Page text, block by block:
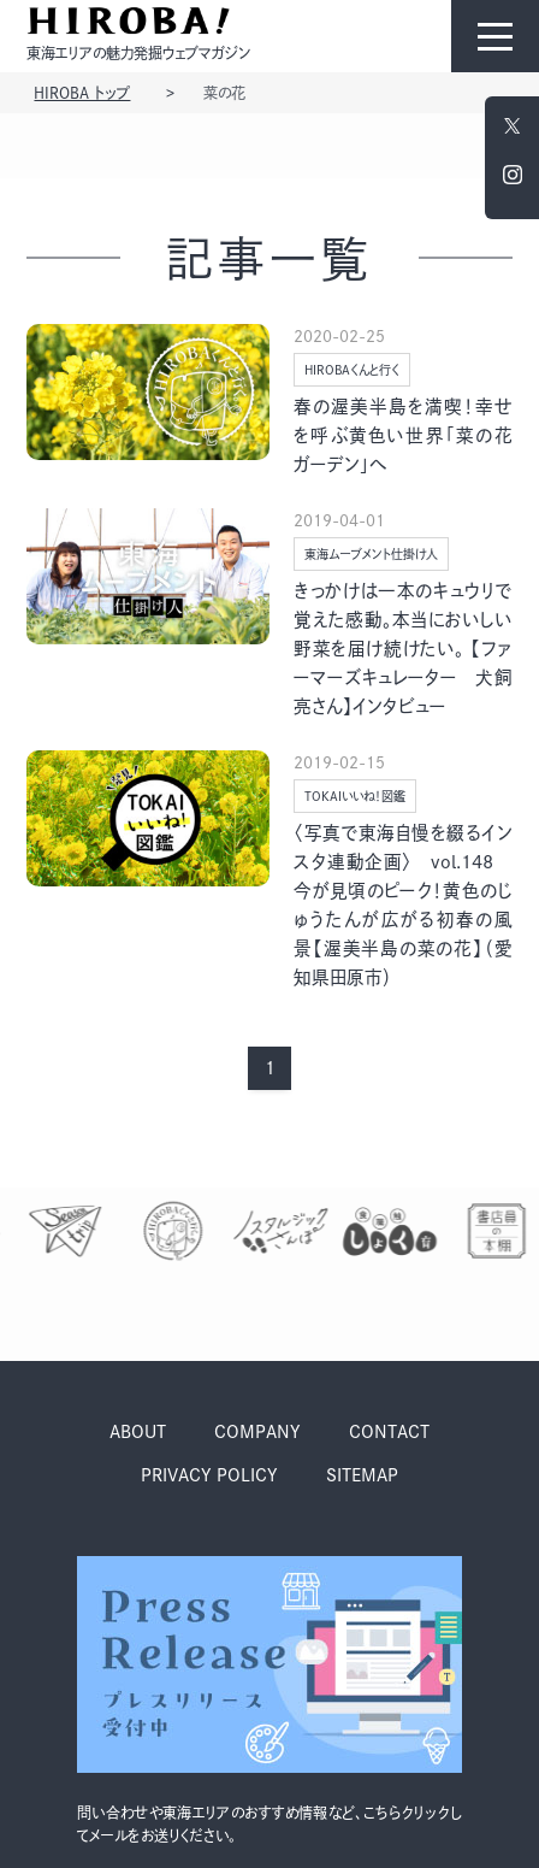
東海エリアの魅力発掘ウェブマガジン
モノ ひと
季節・まち まち・スポット
体験
自転車・まち
お問い合わせ
HIROBA トップ 菜の花
記事一覧
2020-02-25
HIROBAくんと行く
春の渥美半島を満喫！幸せ
を呼ぶ黄色い世界「菜の花
ガーデン」へ
2019-04-01
東海ムーブメント仕掛け人
きっかけは一本のキュウリで
覚えた感動。本当においしい
野菜を届け続けたい。 【ファ
ーマーズキュレーター 犬飼
亮さん】インタビュー
2019-02-15
TOKAIいいね！図鑑
〈写真で東海自慢を綴るイン
スタ連動企画〉 vol.148
今が見頃のピーク！黄色のじ
ゅうたんが広がる初春の風
景【渥美半島の菜の花】（愛
知県田原市）
1
ABOUT COMPANY CONTACT
PRIVACY POLICY SITEMAP
問い合わせや東海エリアのおすすめ情報など、こちらクリックし
てメールをお送りください。